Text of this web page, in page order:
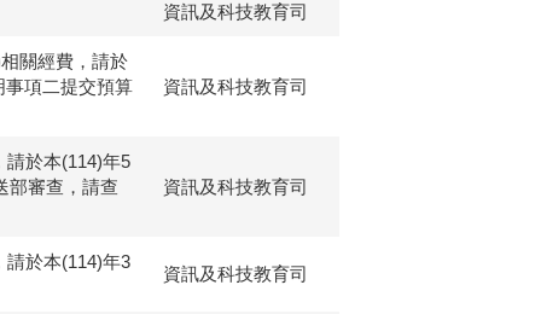
資訊及科技教育司
關經費，請於
事項二提交預算
資訊及科技教育司
請於本(114)年5
部審查，請查
資訊及科技教育司
請於本(114)年3
資訊及科技教育司